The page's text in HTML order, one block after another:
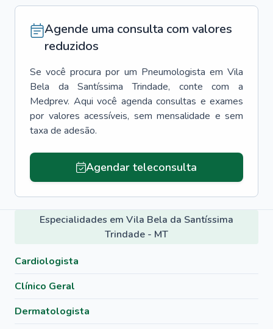
Agende uma consulta com valores
reduzidos
Se você procura por um Pneumologista em Vila
Bela da Santíssima Trindade, conte com a
Medprev. Aqui você agenda consultas e exames
por valores acessíveis, sem mensalidade e sem
taxa de adesão.
Agendar teleconsulta
Especialidades em Vila Bela da Santíssima
Trindade - MT
Cardiologista
Clínico Geral
Dermatologista